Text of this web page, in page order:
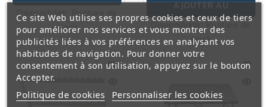
PANIER
Disponibilité:
Rupture de
stock
AJOUTER AU
PANIER
Disponibilité:
Rupture de
stock
Ce site Web utilise ses propres cookies et ceux de tiers
pour améliorer nos services et vous montrer des
publicités liées à vos préférences en analysant vos
habitudes de navigation. Pour donner votre
consentement à son utilisation, appuyez sur le bouton
Accepter.
Politique de cookies Personnaliser les cookies